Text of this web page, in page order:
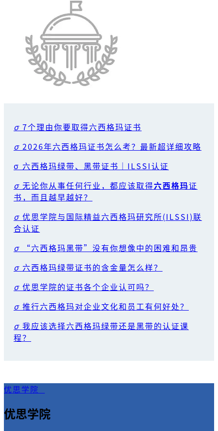
σ 7个理由你要取得六西格玛证书
σ 2026年六西格玛证书怎么考？最新超详细攻略
σ 六西格玛绿带、黑带证书｜ILSSI认证
σ 无论你从事任何行业，都应该取得六西格玛证
书，而且越早越好？
σ 优思学院与国际精益六西格玛研究所(ILSSI)联
合认证
σ
“六西格玛黑带”没有你想像中的困难和昂贵
σ 六西格玛绿带证书的含金量怎么样？
σ 优思学院的证书各个企业认可吗？
σ 推行六西格玛对企业文化和员工有何好处？
σ 我应该选择六西格玛绿带还是黑带的认证课
程？
优思学院
优思学院